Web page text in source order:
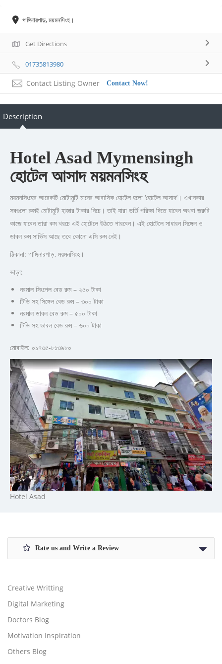
গাঙ্গিনারপাড়, ময়মনসিংহ।
Get Directions
01735813980
Contact Listing Owner Contact Now!
Description
Hotel Asad Mymensingh
হোটেল আসাদ ময়মনসিংহ
ময়মনসিংহের আরেকটি মোটামুটি মানের আবাসিক হোটেল হলো ‘হোটেল আসাদ’। এখানকার
সবগুলো রুমই মোটামুটি হাজার টাকার নিচে। তাই যারা ভর্তি পরিক্ষা দিতে যাবেন অথবা জরুরি
কাজে যাবেন তারা কম খরচে এই হোটেলে উঠতে পারবেন। এই হোটেলে সাধারন সিঙ্গেল ও
ডাবল রুম সার্ভিস আছে তবে কোনো এসি রুম নেই।
ঠিকানা: গাঙ্গিনারপাড়, ময়মনসিংহ।
ভাড়া:
নরমাল সিংগেল বেড রুম – ২৫০ টাকা
টিভি সহ সিঙ্গেল বেড রুম – ৩০০ টাকা
নরমাল ডাবল বেড রুম – ৫০০ টাকা
টিভি সহ ডাবল বেড রুম – ৬০০ টাকা
মোবাইল: ০১৭৩৫-৮১৩৯৮০
Hotel Asad
Rate us and Write a Review
Creative Writting
Digital Marketing
Doctors Blog
Motivation Inspiration
Others Blog